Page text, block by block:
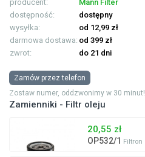
producent:
Mann Filter
dostępność:
dostępny
wysyłka:
od 12,99 zł
darmowa dostawa: od 399 zł
zwrot:
do 21 dni
Zamów przez telefon
Zostaw numer, oddzwonimy w 30 minut!
Zamienniki - Filtr oleju
20,55 zł
OP532/1 Filtron